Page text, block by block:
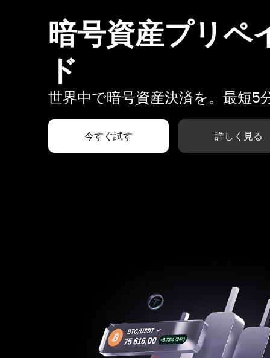
暗号資産プリペ
ド
世界中で暗号資産決済を。最短5
今すぐ試す 詳しく見る